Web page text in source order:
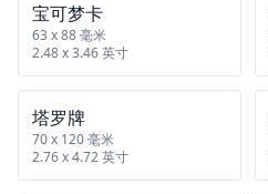
宝可梦卡
63 x 88 毫米
2.48 x 3.46 英寸
塔罗牌
70 x 120 毫米
2.76 x 4.72 英寸